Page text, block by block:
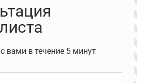
вами в течение 5 минут